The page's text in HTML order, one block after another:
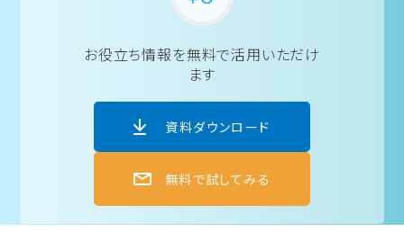
お役立ち情報を無料で活用いただけ
ます
資料ダウンロード
無料で試してみる